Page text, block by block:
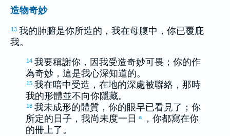
造物奇妙
13 我的肺腑是你所造的，我在母腹中，你已覆庇
我。
14 我要稱謝你，因我受造奇妙可畏；你的作
為奇妙，這是我心深知道的。
15 我在暗中受造，在地的深處被聯絡，那時
我的形體並不向你隱藏。
16 我未成形的體質，你的眼早已看見了；你
所定的日子，我尚未度一日
a
，你都寫在你
的冊上了。